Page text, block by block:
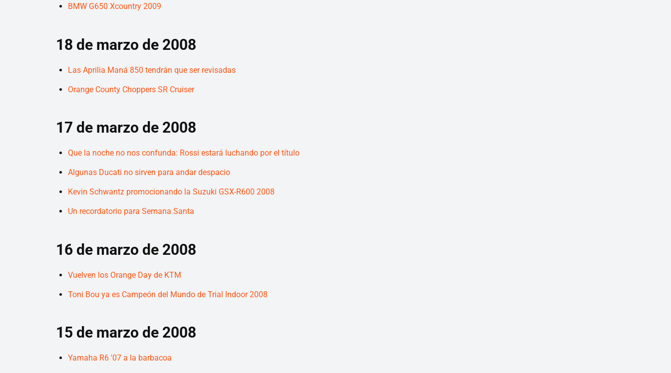
BMW G650 Xcountry 2009
18 de marzo de 2008
Las Aprilia Maná 850 tendrán que ser revisadas
Orange County Choppers SR Cruiser
17 de marzo de 2008
Que la noche no nos confunda: Rossi estará luchando por el título
Algunas Ducati no sirven para andar despacio
Kevin Schwantz promocionando la Suzuki GSX-R600 2008
Un recordatorio para Semana Santa
16 de marzo de 2008
Vuelven los Orange Day de KTM
Toni Bou ya es Campeón del Mundo de Trial Indoor 2008
15 de marzo de 2008
Yamaha R6 '07 a la barbacoa